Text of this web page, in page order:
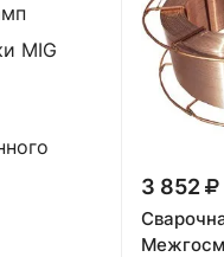
3 852
MIG